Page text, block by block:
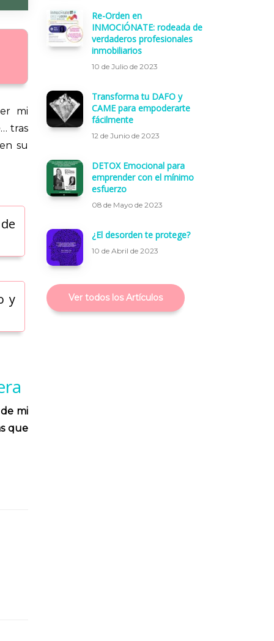
mi
tras
su
y
mi
que
Re-Orden en
INMOCIÓNATE: rodeada de
verdaderos profesionales
inmobiliarios
10 de Julio de 2023
Transforma tu DAFO y
CAME para empoderarte
fácilmente
12 de Junio de 2023
DETOX Emocional para
emprender con el mínimo
esfuerzo
08 de Mayo de 2023
¿El desorden te protege?
10 de Abril de 2023
Ver todos los Artículos